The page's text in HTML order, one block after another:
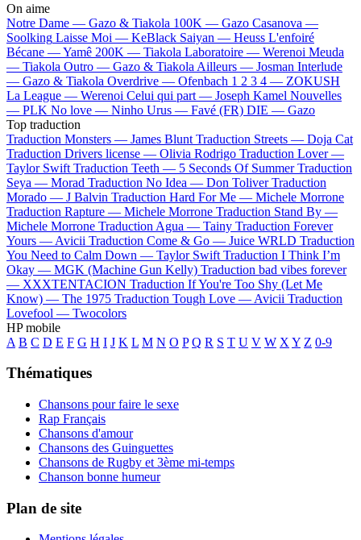
On aime
Notre Dame — Gazo & Tiakola 100K — Gazo Casanova —
Soolking Laisse Moi — KeBlack Saiyan — Heuss L'enfoiré
Bécane —Yamê 200K — Tiakola Laboratoire — Werenoi Meuda
— Tiakola Outro — Gazo & Tiakola Ailleurs — Josman Interlude
— Gazo & Tiakola Overdrive — Ofenbach 1 2 3 4 — ZOKUSH
La League — Werenoi Celui qui part — Joseph Kamel Nouvelles
— PLK No love — Ninho Urus — Favé (FR) DIE — Gazo
Top traduction
Traduction Monsters — James Blunt Traduction Streets — Doja Cat
Traduction Drivers license — Olivia Rodrigo Traduction Lover —
Taylor Swift Traduction Teeth — 5 Seconds Of Summer Traduction
Seya — Morad Traduction No Idea — Don Toliver Traduction
Morado — J Balvin Traduction Hard For Me — Michele Morrone
Traduction Rapture — Michele Morrone Traduction Stand By —
Michele Morrone Traduction Agua — Tainy Traduction Forever
Yours — Avicii Traduction Come & Go — Juice WRLD Traduction
You Need to Calm Down — Taylor Swift Traduction I Think I’m
Okay — MGK (Machine Gun Kelly) Traduction bad vibes forever
— XXXTENTACION Traduction If You're Too Shy (Let Me
Know) — The 1975 Traduction Tough Love — Avicii Traduction
Lovefool — Twocolors
HP mobile
A B C D E F G H I J K L M N O P Q R S T U V W X Y Z 0-9
Thématiques
Chansons pour faire le sexe
Rap Français
Chansons d'amour
Chansons des Guinguettes
Chansons de Rugby et 3ème mi-temps
Chanson bonne humeur
Plan de site